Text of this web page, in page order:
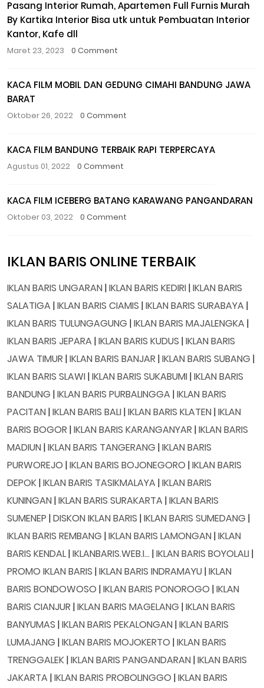
Pasang Interior Rumah, Apartemen Full Furnis Murah
By Kartika Interior Bisa utk untuk Pembuatan Interior
Kantor, Kafe dll
Maret 23, 2023 0 Comment
KACA FILM MOBIL DAN GEDUNG CIMAHI BANDUNG JAWA
BARAT
Oktober 26, 2022 0 Comment
KACA FILM BANDUNG TERBAIK RAPI TERPERCAYA
Agustus 01, 2022 0 Comment
KACA FILM ICEBERG BATANG KARAWANG PANGANDARAN
Oktober 03, 2022 0 Comment
IKLAN BARIS ONLINE TERBAIK
IKLAN BARIS UNGARAN|IKLAN BARIS KEDIRI|IKLAN BARIS
SALATIGA |IKLAN BARIS CIAMIS |IKLAN BARIS SURABAYA |
IKLAN BARIS TULUNGAGUNG |IKLAN BARIS MAJALENGKA |
IKLAN BARIS JEPARA |IKLAN BARIS KUDUS |IKLAN BARIS
JAWA TIMUR |IKLAN BARIS BANJAR |IKLAN BARIS SUBANG |
IKLAN BARIS SLAWI|IKLAN BARIS SUKABUMI|IKLAN BARIS
BANDUNG |IKLAN BARIS PURBALINGGA |IKLAN BARIS
PACITAN|IKLAN BARIS BALI|IKLAN BARIS KLATEN|IKLAN
BARIS BOGOR |IKLAN BARIS KARANGANYAR |IKLAN BARIS
MADIUN|IKLAN BARIS TANGERANG |IKLAN BARIS
PURWOREJO |IKLAN BARIS BOJONEGORO |IKLAN BARIS
DEPOK|IKLAN BARIS TASIKMALAYA |IKLAN BARIS
KUNINGAN|IKLAN BARIS SURAKARTA |IKLAN BARIS
SUMENEP |DISKON IKLAN BARIS |IKLAN BARIS SUMEDANG |
IKLAN BARIS REMBANG |IKLAN BARIS LAMONGAN|IKLAN
BARIS KENDAL|IKLANBARIS.WEB.I...|IKLAN BARIS BOYOLALI|
PROMO IKLAN BARIS |IKLAN BARIS INDRAMAYU|IKLAN
BARIS BONDOWOSO |IKLAN BARIS PONOROGO |IKLAN
BARIS CIANJUR |IKLAN BARIS MAGELANG |IKLAN BARIS
BANYUMAS |IKLAN BARIS PEKALONGAN|IKLAN BARIS
LUMAJANG |IKLAN BARIS MOJOKERTO |IKLAN BARIS
TRENGGALEK|IKLAN BARIS PANGANDARAN|IKLAN BARIS
JAKARTA |IKLAN BARIS PROBOLINGGO |IKLAN BARIS